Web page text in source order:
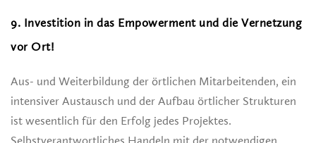
9. Investition in das Empowerment und die Vernetzung
vor Ort!
Aus- und Weiterbildung der örtlichen Mitarbeitenden, ein
intensiver Austausch und der Aufbau örtlicher Strukturen
ist wesentlich für den Erfolg jedes Projektes.
Selbstverantwortliches Handeln mit der notwendigen